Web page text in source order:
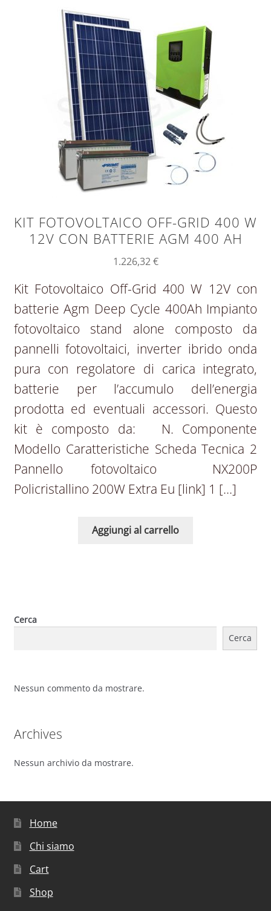
KIT FOTOVOLTAICO OFF-GRID 400 W
12V CON BATTERIE AGM 400 AH
1.226,32€
Kit Fotovoltaico Off-Grid 400 W 12V con
batterie Agm Deep Cycle 400Ah Impianto
fotovoltaico stand alone composto da
pannelli fotovoltaici, inverter ibrido onda
pura con regolatore di carica integrato,
batterie per l’accumulo dell’energia
prodotta ed eventuali accessori. Questo
kit è composto da: N. Componente
Modello Caratteristiche Scheda Tecnica 2
Pannello fotovoltaico NX200P
Policristallino 200W Extra Eu [link] 1 […]
Aggiungi al carrello
Cerca
Cerca
Nessun commento da mostrare.
Archives
Nessun archivio da mostrare.
Home
Chi siamo
Cart
Shop